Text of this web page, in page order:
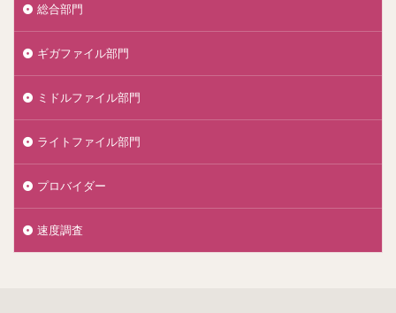
総合部門
ギガファイル部門
ミドルファイル部門
ライトファイル部門
プロバイダー
速度調査